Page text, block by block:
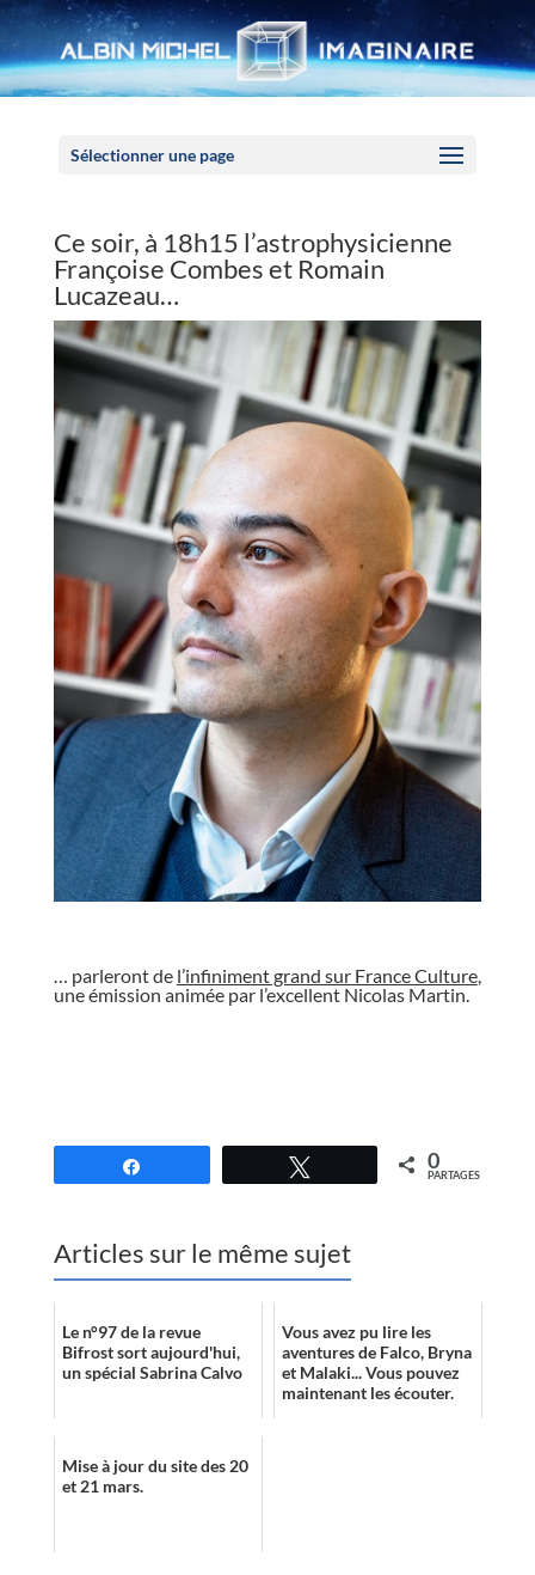
Sélectionner une page
Ce soir, à 18h15 l’astrophysicienne
Françoise Combes et Romain
Lucazeau…
… parleront de l’infiniment grand sur France Culture,
une émission animée par l’excellent Nicolas Martin.
0
PARTAGES
Articles sur le même sujet
Le n°97 de la revue
Bifrost sort aujourd'hui,
un spécial Sabrina Calvo
Vous avez pu lire les
aventures de Falco, Bryna
et Malaki... Vous pouvez
maintenant les écouter.
Mise à jour du site des 20
et 21 mars.
Panneau de gestion des cookies